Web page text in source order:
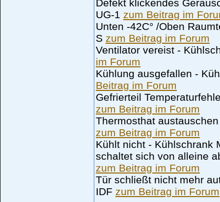
Defekt klickendes
UG-1 zum Beitrag im
Unten -42C° /Oben
S zum Beitrag im Forum
Ventilator vereist -
im Forum
Kühlung ausgefallen -
Beitrag im Forum
Gefrierteil
zum Beitrag im Forum
Thermosthat
zum Beitrag im Forum
Kühlt nicht - Kühlschrank
schaltet sich von alleine
zum Beitrag im Forum
Tür schließt nicht mehr
IDF zum Beitrag im Forum